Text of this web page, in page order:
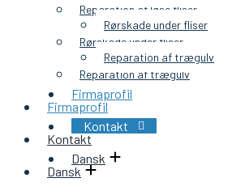
Rørskade under fliser
Reparation af trægulv
Firmaprofil
Kontakt
Dansk
Reparation af løse fliser
Rørskade under fliser
Reparation af trægulv
Firmaprofil
Kontakt
Dansk